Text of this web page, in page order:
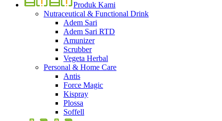
Produk Kami
Nutraceutical & Functional Drink
Adem Sari
Adem Sari RTD
Amunizer
Scrubber
Vegeta Herbal
Personal & Home Care
Antis
Force Magic
Kispray
Plossa
Soffell